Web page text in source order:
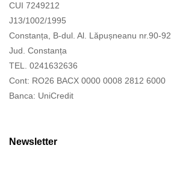
CUI 7249212
J13/1002/1995
Constanța, B-dul. Al. Lăpușneanu nr.90-92,
Jud. Constanța
TEL. 0241632636
Cont: RO26 BACX 0000 0008 2812 6000
Banca: UniCredit
Newsletter